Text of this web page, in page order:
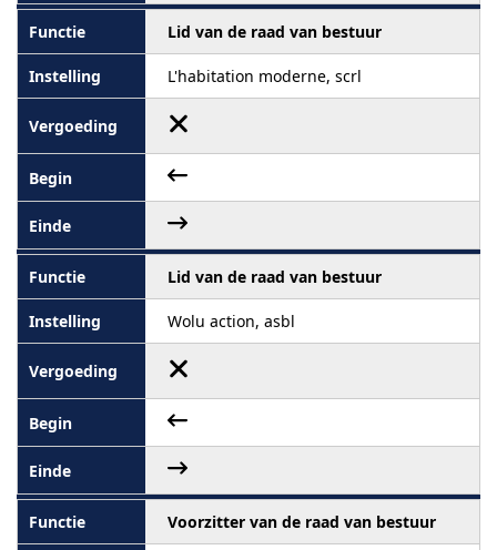
Lid van de raad van bestuur
L'habitation moderne, scrl
Lid van de raad van bestuur
Wolu action, asbl
Voorzitter van de raad van bestuur